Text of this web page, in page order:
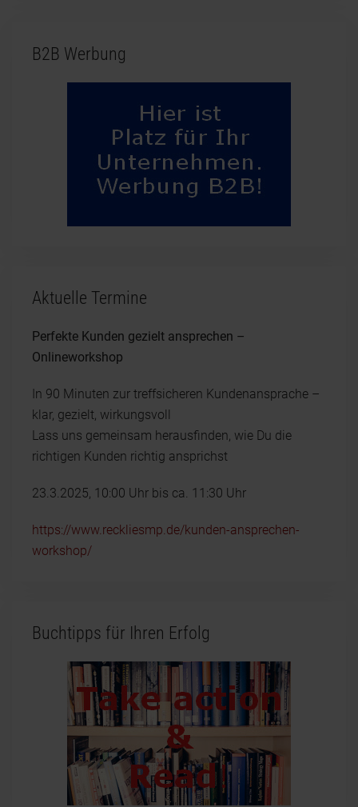
B2B Werbung
Aktuelle Termine
Perfekte Kunden gezielt ansprechen –
Onlineworkshop
In 90 Minuten zur treffsicheren Kundenansprache –
klar, gezielt, wirkungsvoll
Lass uns gemeinsam herausfinden, wie Du die
richtigen Kunden richtig ansprichst
23.3.2025, 10:00 Uhr bis ca. 11:30 Uhr
https://www.reckliesmp.de/kunden-ansprechen-
workshop/
Buchtipps für Ihren Erfolg